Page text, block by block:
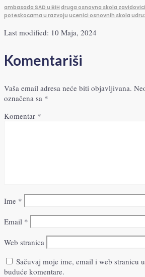
ambasada SAD u BiH druga osnovna skola zavidovici
poteskocama u razvoju ucenici osnovnih skola
Last modified: 10 Maja, 2024
Komentariši
Vaša email adresa neće biti objavljivana.
označena sa *
Komentar *
Ime *
Email *
Web stranica
Sačuvaj moje ime, email i web stranicu
buduće komentare.